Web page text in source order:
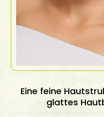
Eine feine
glattes